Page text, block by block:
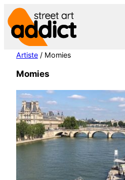
Aller
au
contenu
Artiste / Momies
Momies